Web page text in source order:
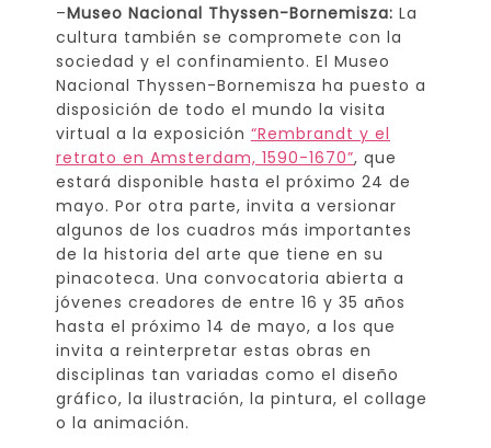
–Museo Nacional Thyssen-Bornemisza: La
cultura también se compromete con la
sociedad y el confinamiento. El Museo
Nacional Thyssen-Bornemisza ha puesto a
disposición de todo el mundo la visita
virtual a la exposición “Rembrandt y el
retrato en Amsterdam, 1590-1670”, que
estará disponible hasta el próximo 24 de
mayo. Por otra parte, invita a versionar
algunos de los cuadros más importantes
de la historia del arte que tiene en su
pinacoteca. Una convocatoria abierta a
jóvenes creadores de entre 16 y 35 años
hasta el próximo 14 de mayo, a los que
invita a reinterpretar estas obras en
disciplinas tan variadas como el diseño
gráfico, la ilustración, la pintura, el collage
o la animación.